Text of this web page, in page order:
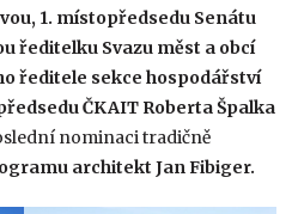
1. místopředsedu Senátu
ředitelku Svazu měst a obcí
ředitele sekce hospodářství
ČKAIT Roberta Špalka
nominaci tradičně
architekt Jan Fibiger.